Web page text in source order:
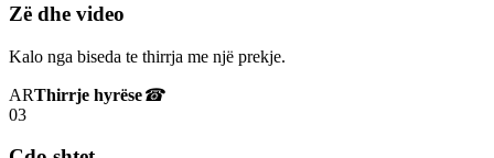
Zë dhe video
Kalo nga biseda te thirrja me një prekje.
ARThirrje hyrëse☎
03